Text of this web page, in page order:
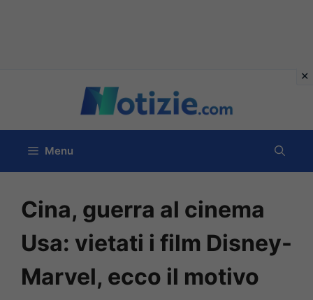
contenuto
Menu
Cina, guerra al cinema
Usa: vietati i film Disney-
Marvel, ecco il motivo